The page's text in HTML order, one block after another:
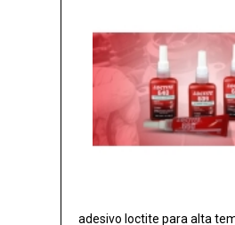
adesivo loctite para alta